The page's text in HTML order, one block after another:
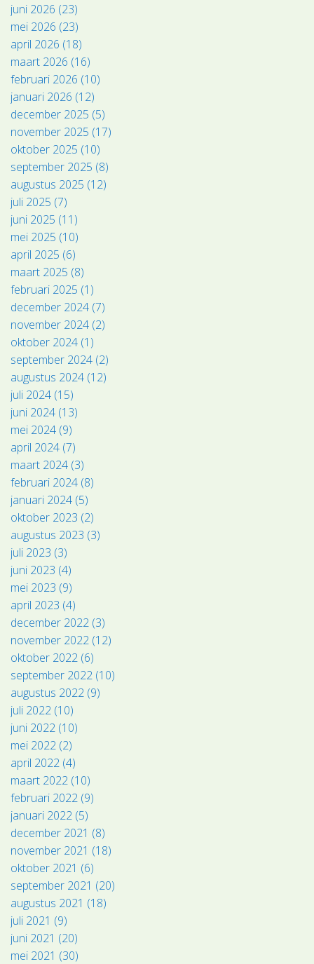
juni 2026 (23)
mei 2026 (23)
april 2026 (18)
maart 2026 (16)
februari 2026 (10)
januari 2026 (12)
december 2025 (5)
november 2025 (17)
oktober 2025 (10)
september 2025 (8)
augustus 2025 (12)
juli 2025 (7)
juni 2025 (11)
mei 2025 (10)
april 2025 (6)
maart 2025 (8)
februari 2025 (1)
december 2024 (7)
november 2024 (2)
oktober 2024 (1)
september 2024 (2)
augustus 2024 (12)
juli 2024 (15)
juni 2024 (13)
mei 2024 (9)
april 2024 (7)
maart 2024 (3)
februari 2024 (8)
januari 2024 (5)
oktober 2023 (2)
augustus 2023 (3)
juli 2023 (3)
juni 2023 (4)
mei 2023 (9)
april 2023 (4)
december 2022 (3)
november 2022 (12)
oktober 2022 (6)
september 2022 (10)
augustus 2022 (9)
juli 2022 (10)
juni 2022 (10)
mei 2022 (2)
april 2022 (4)
maart 2022 (10)
februari 2022 (9)
januari 2022 (5)
december 2021 (8)
november 2021 (18)
oktober 2021 (6)
september 2021 (20)
augustus 2021 (18)
juli 2021 (9)
juni 2021 (20)
mei 2021 (30)